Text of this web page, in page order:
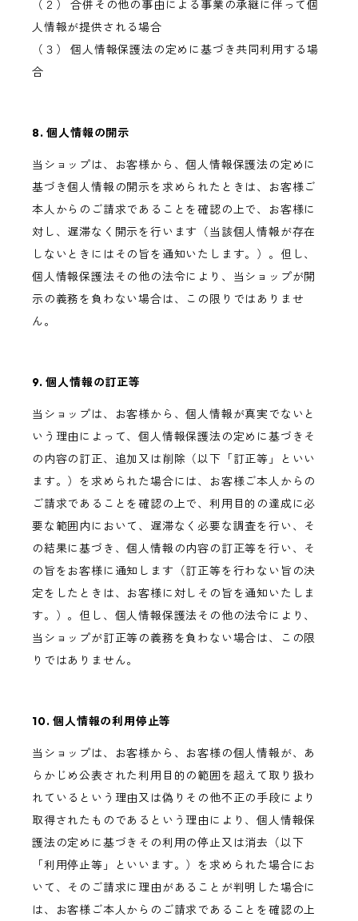
（２） 合併その他の事由による事業の承継に伴って個
人情報が提供される場合
（３） 個人情報保護法の定めに基づき共同利用する場
合
8. 個人情報の開示
当ショップは、お客様から、個人情報保護法の定めに
基づき個人情報の開示を求められたときは、お客様ご
本人からのご請求であることを確認の上で、お客様に
対し、遅滞なく開示を行います（当該個人情報が存在
しないときにはその旨を通知いたします。）。但し、
個人情報保護法その他の法令により、当ショップが開
示の義務を負わない場合は、この限りではありませ
ん。
9. 個人情報の訂正等
当ショップは、お客様から、個人情報が真実でないと
いう理由によって、個人情報保護法の定めに基づきそ
の内容の訂正、追加又は削除（以下「訂正等」といい
ます。）を求められた場合には、お客様ご本人からの
ご請求であることを確認の上で、利用目的の達成に必
要な範囲内において、遅滞なく必要な調査を行い、そ
の結果に基づき、個人情報の内容の訂正等を行い、そ
の旨をお客様に通知します（訂正等を行わない旨の決
定をしたときは、お客様に対しその旨を通知いたしま
す。）。但し、個人情報保護法その他の法令により、
当ショップが訂正等の義務を負わない場合は、この限
りではありません。
10. 個人情報の利用停止等
当ショップは、お客様から、お客様の個人情報が、あ
らかじめ公表された利用目的の範囲を超えて取り扱わ
れているという理由又は偽りその他不正の手段により
取得されたものであるという理由により、個人情報保
護法の定めに基づきその利用の停止又は消去（以下
「利用停止等」といいます。）を求められた場合にお
いて、そのご請求に理由があることが判明した場合に
は、お客様ご本人からのご請求であることを確認の上